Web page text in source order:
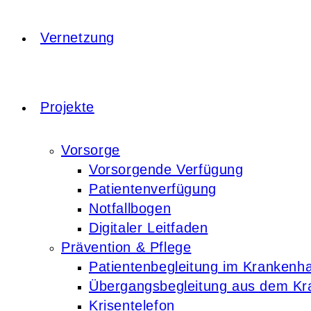
Vernetzung
Projekte
Vorsorge
Vorsorgende Verfügung
Patientenverfügung
Notfallbogen
Digitaler Leitfaden
Prävention & Pflege
Patientenbegleitung im
Übergangsbegleitung aus dem
Krisentelefon